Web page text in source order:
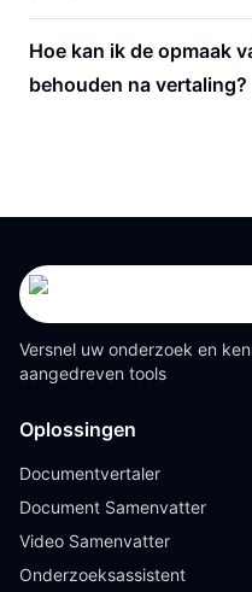
Hoe kan ik de opmaak
behouden na vertaling?
Versnel uw onderzoek en
aangedreven tools
Oplossingen
Documentvertaler
Document Samenvatter
Video Samenvatter
Onderzoeksassistent